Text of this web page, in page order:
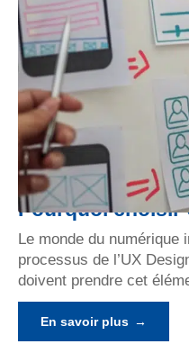
Pourquoi choisir
Le monde du numérique
processus de l’UX
doivent prendre cet
En savoir plus